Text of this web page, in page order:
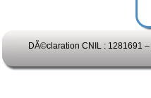
DÃ©claration CNIL : 1281691 –